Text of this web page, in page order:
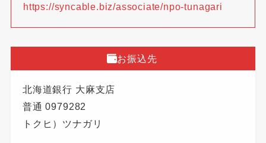
https://syncable.biz/associate/npo-tunagari
お振込先
北海道銀行 大麻支店
普通 0979282
トクヒ）ツナガリ